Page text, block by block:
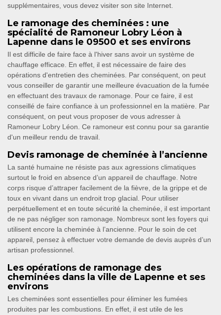
supplémentaires, vous devez visiter son site Internet.
Le ramonage des cheminées : une
spécialité de Ramoneur Lobry Léon à
Lapenne dans le 09500 et ses environs
Il est difficile de faire face à l'hiver sans avoir un système de
chauffage efficace. En effet, il est nécessaire de faire des
opérations d'entretien des cheminées. Par conséquent, on peut
vous conseiller de garantir une meilleure évacuation de la fumée
en effectuant des travaux de ramonage. Pour ce faire, il est
conseillé de faire confiance à un professionnel en la matière. Par
conséquent, on peut vous proposer de vous adresser à
Ramoneur Lobry Léon. Ce ramoneur est connu pour sa garantie
d'un meilleur rendu de travail.
Devis ramonage de cheminée à l’ancienne
La santé humaine ne résiste pas aux agressions climatiques
surtout le froid en absence d’un appareil de chauffage. Notre
corps risque d’attraper facilement de la fièvre, de la grippe et de
toux en vivant dans un endroit trop glacial. Pour utiliser
perpétuellement et en toute sécurité la cheminée, il est important
de ne pas négliger son ramonage. Nombreux sont les foyers qui
utilisent encore la cheminée à l’ancienne. Pour le soin de cet
appareil, pensez à effectuer votre demande de devis auprès d’un
artisan professionnel.
Les opérations de ramonage des
cheminées dans la ville de Lapenne et ses
environs
Les cheminées sont essentielles pour éliminer les fumées
produites par les combustions. En effet, il est utile de les